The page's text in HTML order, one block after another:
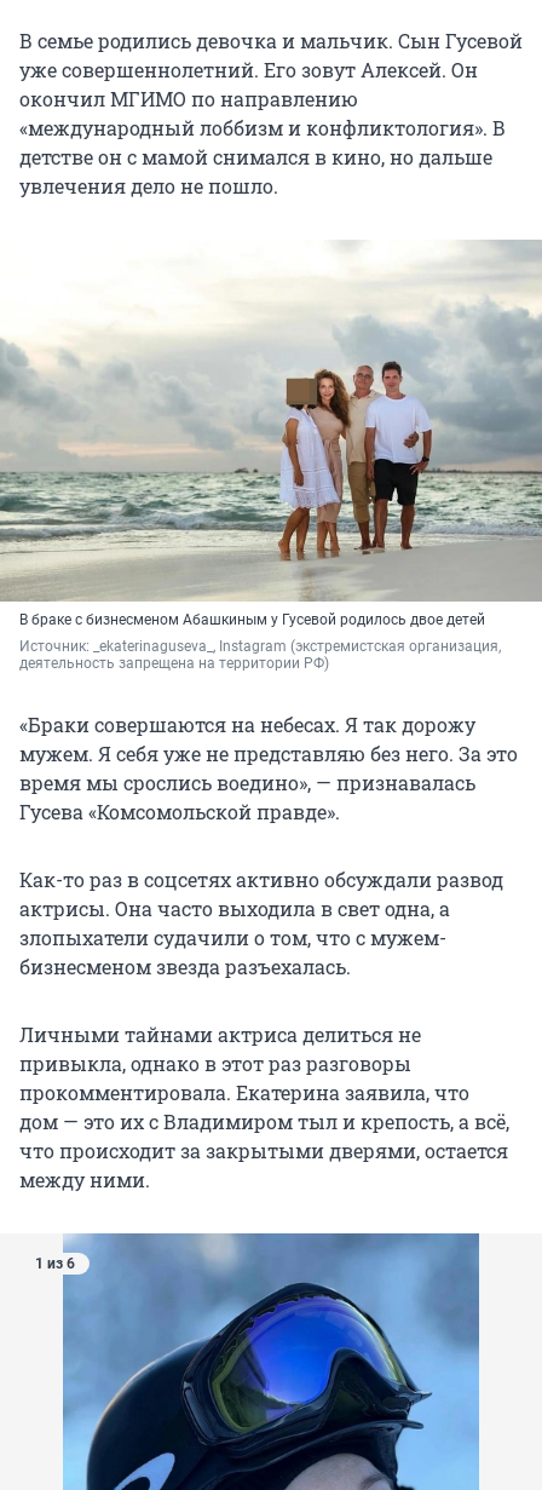
В семье родились девочка и мальчик. Сын Гусевой
уже совершеннолетний. Его зовут Алексей. Он
окончил МГИМО по направлению
«международный лоббизм и конфликтология». В
детстве он с мамой снимался в кино, но дальше
увлечения дело не пошло.
В браке с бизнесменом Абашкиным у Гусевой родилось двое детей
Источник:
_ekaterinaguseva_, Instagram (экстремистская организация,
деятельность запрещена на территории РФ)
«Браки совершаются на небесах. Я так дорожу
мужем. Я себя уже не представляю без него. За это
время мы срослись воедино», — признавалась
Гусева «Комсомольской правде».
Как-то раз в соцсетях активно обсуждали развод
актрисы. Она часто выходила в свет одна, а
злопыхатели судачили о том, что с мужем-
бизнесменом звезда разъехалась.
Личными тайнами актриса делиться не
привыкла, однако в этот раз разговоры
прокомментировала. Екатерина заявила, что
дом — это их с Владимиром тыл и крепость, а всё,
что происходит за закрытыми дверями, остается
между ними.
1 из 6